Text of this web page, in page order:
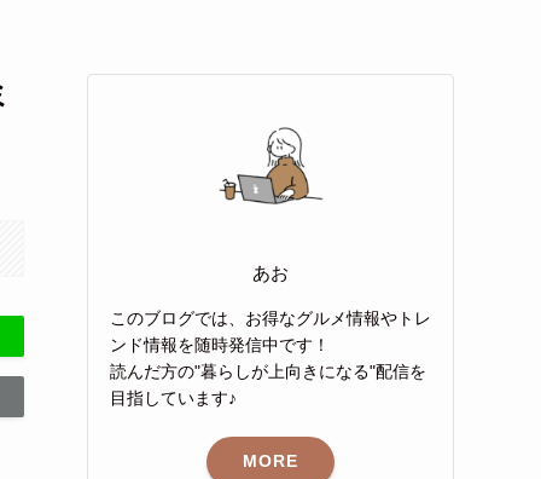
あお
このブログでは、お得なグルメ情報やトレ
ンド情報を随時発信中です！
読んだ方の"暮らしが上向きになる"配信を
目指しています♪
MORE